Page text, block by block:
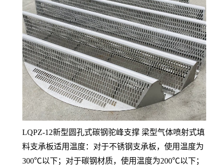
LQPZ-12新型圆孔式碳钢驼峰支撑 梁型气体喷射式填
料支承板适用温度：对于不锈钢支承板，使用温度为
300℃以下；对于碳钢材质，使用温度为200℃以下；